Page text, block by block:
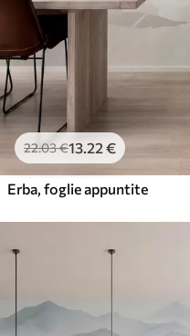
22.03€13.22 €
Erba, foglie appuntite